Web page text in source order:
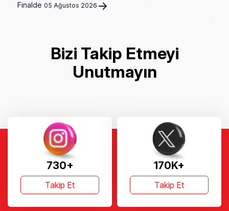
Finalde 05 Ağustos 2026
Bizi Takip Etmeyi
Unutmayın
730+
Takip Et
170K+
Takip Et